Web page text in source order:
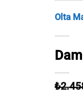
Olta
₺